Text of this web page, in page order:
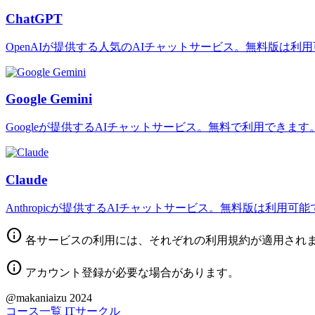
ChatGPT
OpenAIが提供する人気のAIチャットサービス。無料版は利用
Google Gemini
Googleが提供するAIチャットサービス。無料で利用できます。
Claude
Anthropicが提供するAIチャットサービス。無料版は利用可能
info 各サービスの利用には、それぞれの利用規約が適用されま
info アカウント登録が必要な場合があります。
@makaniaizu 2024
コース一覧 ITサークル